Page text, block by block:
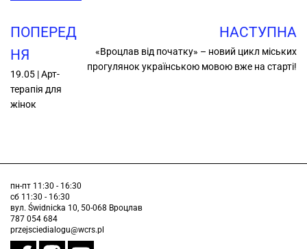
ПОПЕРЕД
НЯ
19.05 | Арт-
терапія для
жінок
НАСТУПНА
«Вроцлав від початку» – новий цикл міських
прогулянок українською мовою вже на старті!
пн-пт 11:30 - 16:30
сб 11:30 - 16:30
вул. Świdnicka 10, 50-068 Вроцлав
787 054 684
przejsciedialogu@wcrs.pl